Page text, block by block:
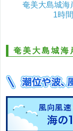
奄美大島城海
1時
奄美大島城海